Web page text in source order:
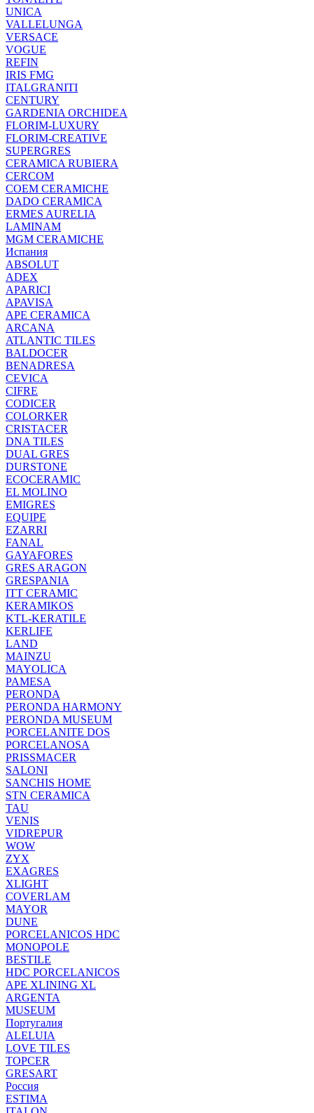
UNICA
VALLELUNGA
VERSACE
VOGUE
REFIN
IRIS FMG
ITALGRANITI
CENTURY
GARDENIA ORCHIDEA
FLORIM-LUXURY
FLORIM-CREATIVE
SUPERGRES
CERAMICA RUBIERA
CERCOM
COEM CERAMICHE
DADO CERAMICA
ERMES AURELIA
LAMINAM
MGM CERAMICHE
Испания
ABSOLUT
ADEX
APARICI
APAVISA
APE CERAMICA
ARCANA
ATLANTIC TILES
BALDOCER
BENADRESA
CEVICA
CIFRE
CODICER
COLORKER
CRISTACER
DNA TILES
DUAL GRES
DURSTONE
ECOCERAMIC
EL MOLINO
EMIGRES
EQUIPE
EZARRI
FANAL
GAYAFORES
GRES ARAGON
GRESPANIA
ITT CERAMIC
KERAMIKOS
KTL-KERATILE
KERLIFE
LAND
MAINZU
MAYOLICA
PAMESA
PERONDA
PERONDA HARMONY
PERONDA MUSEUM
PORCELANITE DOS
PORCELANOSA
PRISSMACER
SALONI
SANCHIS HOME
STN CERAMICA
TAU
VENIS
VIDREPUR
WOW
ZYX
EXAGRES
XLIGHT
COVERLAM
MAYOR
DUNE
PORCELANICOS HDC
MONOPOLE
BESTILE
HDC PORCELANICOS
APE XLINING XL
ARGENTA
MUSEUM
Португалия
ALELUIA
LOVE TILES
TOPCER
GRESART
Россия
ESTIMA